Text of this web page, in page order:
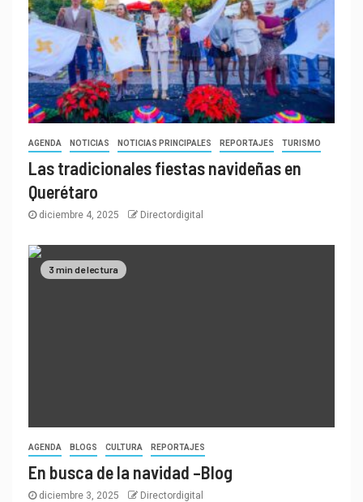
AGENDA NOTICIAS NOTICIAS PRINCIPALES REPORTAJES TURISMO
Las tradicionales fiestas navideñas en
Querétaro
diciembre 4, 2025 Directordigital
3 min de lectura
AGENDA BLOGS CULTURA REPORTAJES
En busca de la navidad –Blog
diciembre 3, 2025 Directordigital